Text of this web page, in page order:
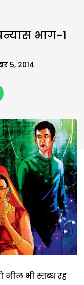
भाग-1
5, 2014
भी स्तब्ध रह